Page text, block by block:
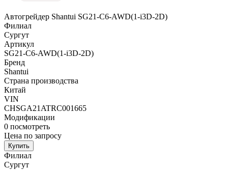
Автогрейдер Shantui SG21-C6-AWD(1-i3D-2D)
Филиал
Сургут
Артикул
SG21-C6-AWD(1-i3D-2D)
Бренд
Shantui
Страна производства
Китай
VIN
CHSGA21ATRC001665
Модификации
0 посмотреть
Цена по запросу
Купить
Филиал
Сургут